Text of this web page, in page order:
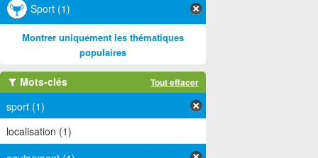
Sport (1)
Montrer uniquement les thématiques
populaires
Mots-clés Tout effacer
sport (1)
localisation (1)